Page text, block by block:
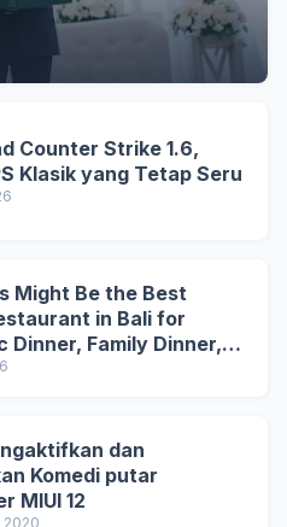
Counter Strike 1.6,
Klasik yang Tetap Seru
Might Be the Best
in Bali for
Dinner, Family Dinner,
Lunch
dan
Komedi putar
MIUI 12
2020